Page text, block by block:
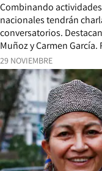
29 NOVIEMBRE
Combinando
nacionales tendrán
conversatorios.
Muñoz y Carmen